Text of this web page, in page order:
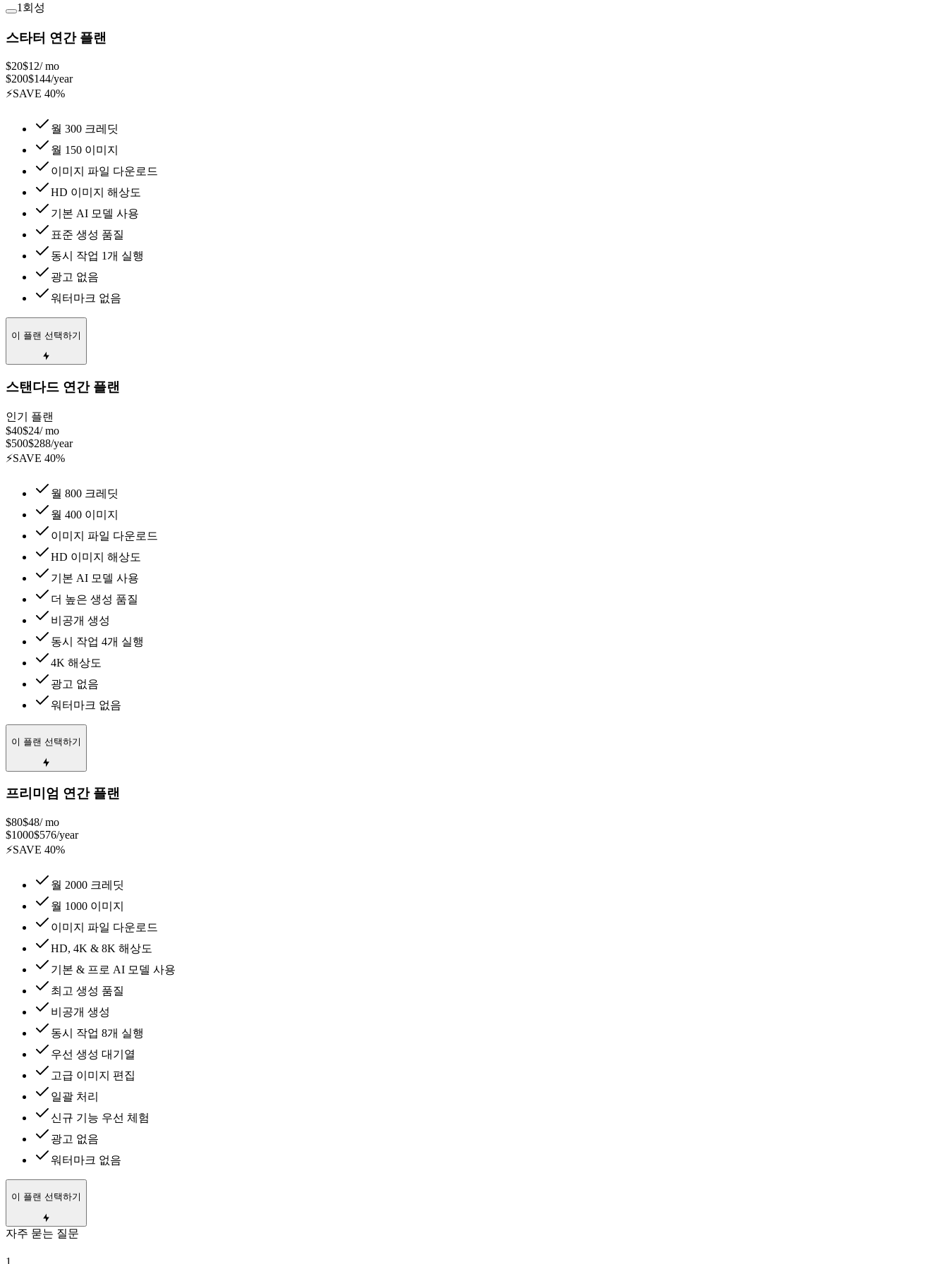
1회성
스타터 연간 플랜
$20$12/ mo
$200$144/year
⚡SAVE 40%
월 300 크레딧
월 150 이미지
이미지 파일 다운로드
HD 이미지 해상도
기본 AI 모델 사용
표준 생성 품질
동시 작업 1개 실행
광고 없음
워터마크 없음
이 플랜 선택하기
스탠다드 연간 플랜
인기 플랜
$40$24/ mo
$500$288/year
⚡SAVE 40%
월 800 크레딧
월 400 이미지
이미지 파일 다운로드
HD 이미지 해상도
기본 AI 모델 사용
더 높은 생성 품질
비공개 생성
동시 작업 4개 실행
4K 해상도
광고 없음
워터마크 없음
이 플랜 선택하기
프리미엄 연간 플랜
$80$48/ mo
$1000$576/year
⚡SAVE 40%
월 2000 크레딧
월 1000 이미지
이미지 파일 다운로드
HD, 4K & 8K 해상도
기본 & 프로 AI 모델 사용
최고 생성 품질
비공개 생성
동시 작업 8개 실행
우선 생성 대기열
고급 이미지 편집
일괄 처리
신규 기능 우선 체험
광고 없음
워터마크 없음
이 플랜 선택하기
자주 묻는 질문
1